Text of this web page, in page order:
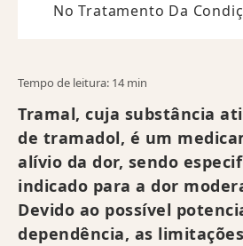
No Tratamento Da
Tempo de leitura: 14 min
Tramal, cuja substância
de tramadol, é um
alívio da dor, sendo
indicado para a dor
Devido ao possível
dependência, as